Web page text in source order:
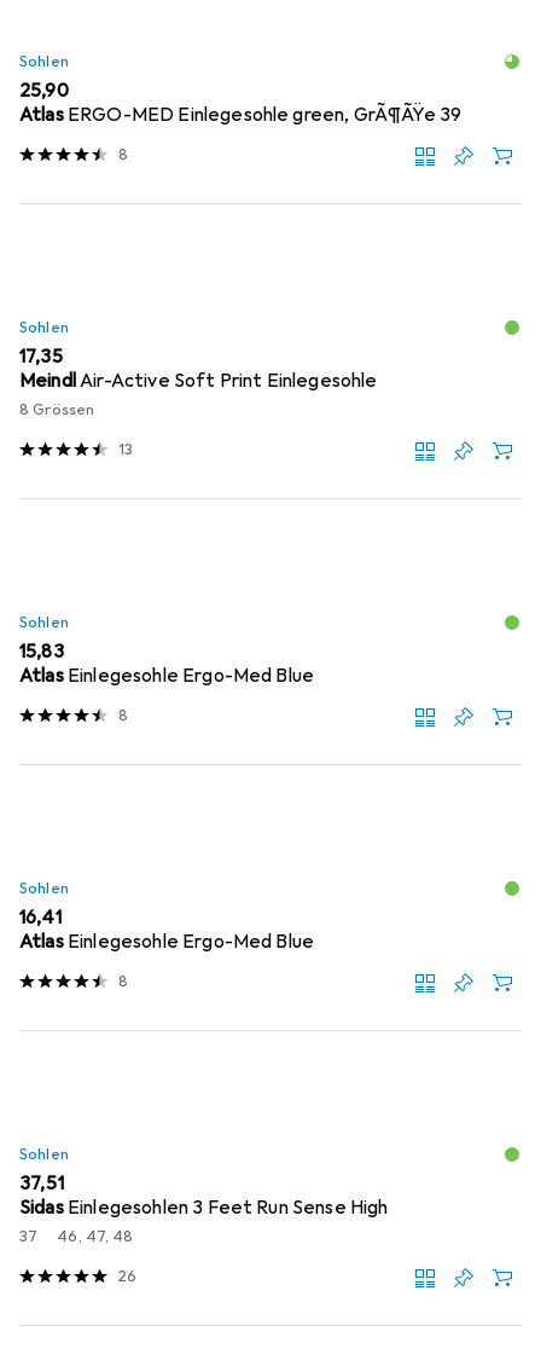
Sohlen
EUR
25,90
Atlas ERGO-MED Einlegesohle green, GrÃ¶ÃŸe 39
8
Sohlen
EUR
17,35
MeindlAir-Active Soft Print Einlegesohle
8 Grössen
13
Sohlen
EUR
15,83
Atlas Einlegesohle Ergo-Med Blue
8
Sohlen
EUR
16,41
Atlas Einlegesohle Ergo-Med Blue
8
Sohlen
EUR
37,51
Sidas Einlegesohlen 3 Feet Run Sense High
37 46, 47, 48
26